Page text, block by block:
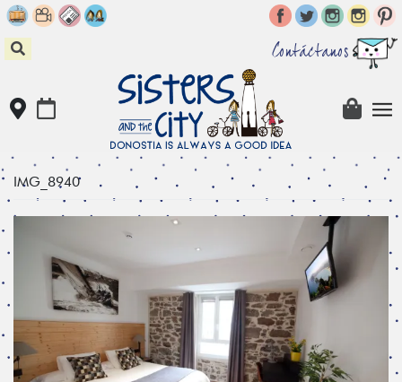
Skip
to
content
Contáctanos
IMG_8940